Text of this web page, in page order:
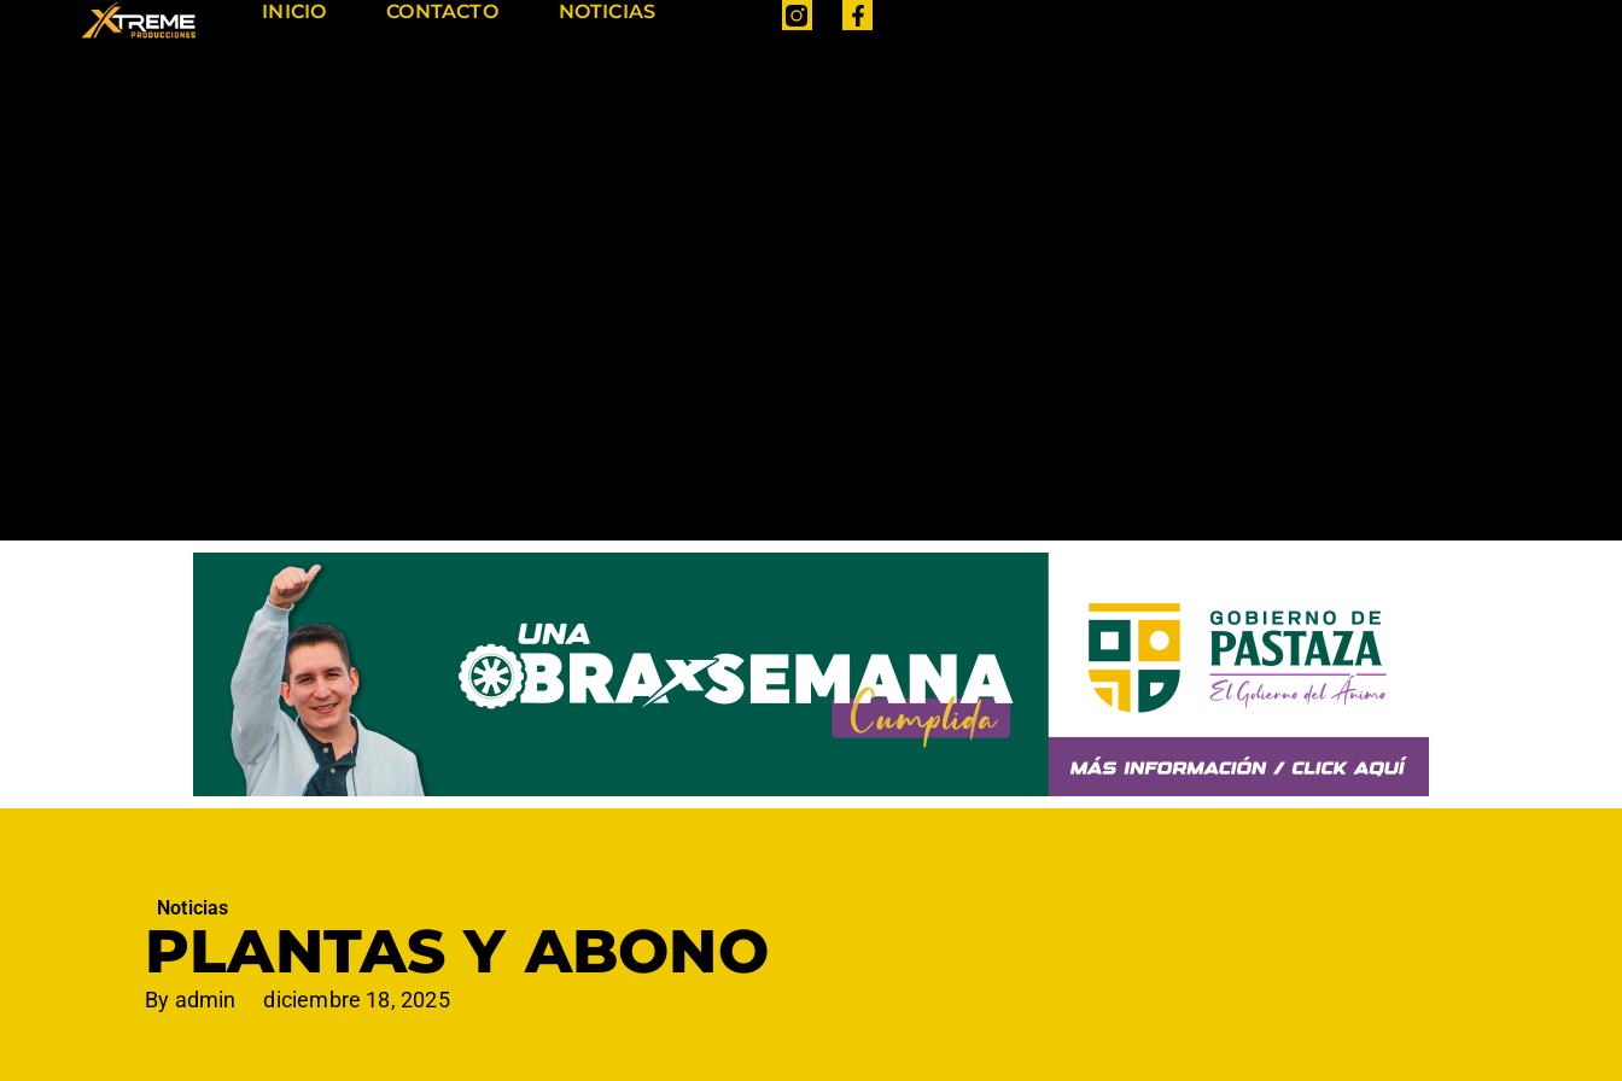
INICIO CONTACTO NOTICIAS
Noticias
PLANTAS Y ABONO
By admin diciembre 18, 2025